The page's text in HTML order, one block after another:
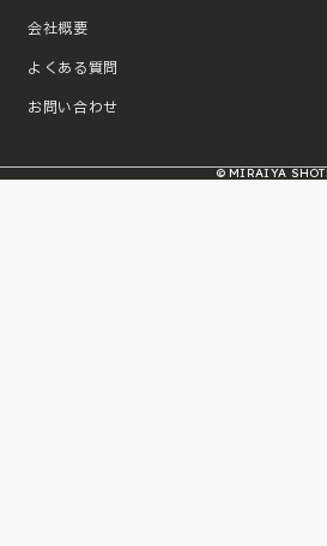
会社概要
よくある質問
お問い合わせ
© MIRAIYA